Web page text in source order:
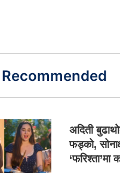
Recommended
अदिती
फड्को,
‘फरिश्ता’मा